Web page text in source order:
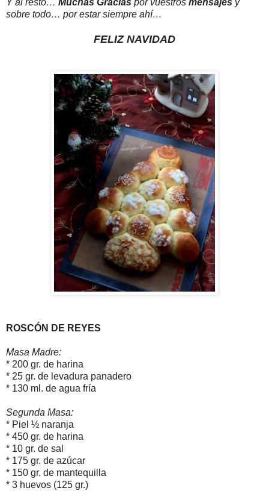
Y al resto… Muchas Gracias por vuestros mensajes y
sobre todo… por estar siempre ahí…
FELIZ NAVIDAD
ROSCÓN DE REYES
Masa Madre:
* 200 gr. de harina
* 25 gr. de levadura panadero
* 130 ml. de agua fría
Segunda Masa:
* Piel ½ naranja
* 450 gr. de harina
* 10 gr. de sal
* 175 gr. de azúcar
* 150 gr. de mantequilla
* 3 huevos (125 gr.)